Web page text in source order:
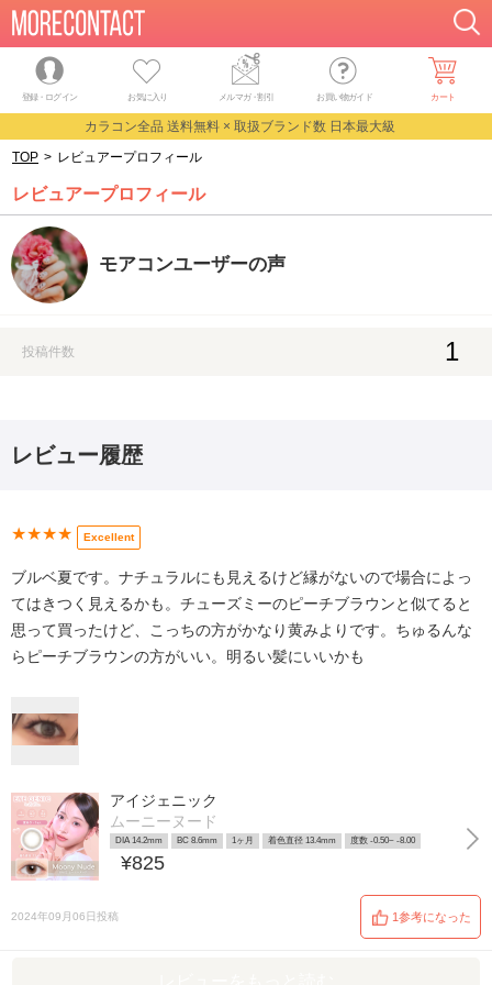
登録・ログイン お気に入り メルマガ・割引 お買い物ガイド カート
カラコン全品 送料無料 × 取扱ブランド数 日本最大級
TOP > レビュアープロフィール
レビュアープロフィール
モアコンユーザーの声
投稿件数 1
レビュー履歴
★★★★ Excellent
ブルベ夏です。ナチュラルにも見えるけど縁がないので場合によっ
てはきつく見えるかも。チューズミーのピーチブラウンと似てると
思って買ったけど、こっちの方がかなり黄みよりです。ちゅるんな
らピーチブラウンの方がいい。明るい髪にいいかも
アイジェニック
ムーニーヌード
DIA 14.2mm BC 8.6mm 1ヶ月 着色直径 13.4mm 度数 -0.50~ -8.00
¥825
2024年09月06日投稿 1参考になった